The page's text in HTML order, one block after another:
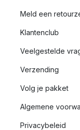
Meld een
Klantenclub
Veelgestelde
Verzending
Volg je pakket
Algemene
Privacybeleid